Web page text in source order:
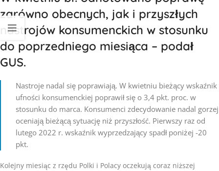
zarówno obecnych, jak i przyszłych
nastrojów konsumenckich w stosunku
do poprzedniego miesiąca – podał
GUS.
Nastroje nadal się poprawiają. W kwietniu bieżący wskaźnik
ufności konsumenckiej poprawił się o 3,4 pkt. proc. w
stosunku do marca. Konsumenci zdecydowanie nadal gorzej
oceniają bieżącą sytuację niż przyszłość. Pierwszy raz od
lutego 2022 r. wskaźnik wyprzedzający spadł poniżej -20
pkt.
Kolejny miesiąc z rzędu Polki i Polacy oczekują coraz niższej